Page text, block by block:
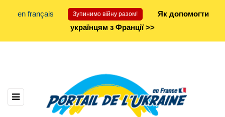
en français Зупинимо війну разом!
Як допомогти
українцям з Франції >>